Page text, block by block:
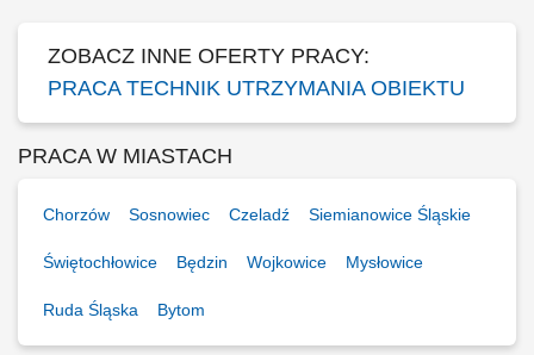
ZOBACZ INNE OFERTY PRACY:
PRACA TECHNIK UTRZYMANIA OBIEKTU
PRACA W MIASTACH
Chorzów Sosnowiec Czeladź Siemianowice Śląskie
Świętochłowice Będzin Wojkowice Mysłowice
Ruda Śląska Bytom